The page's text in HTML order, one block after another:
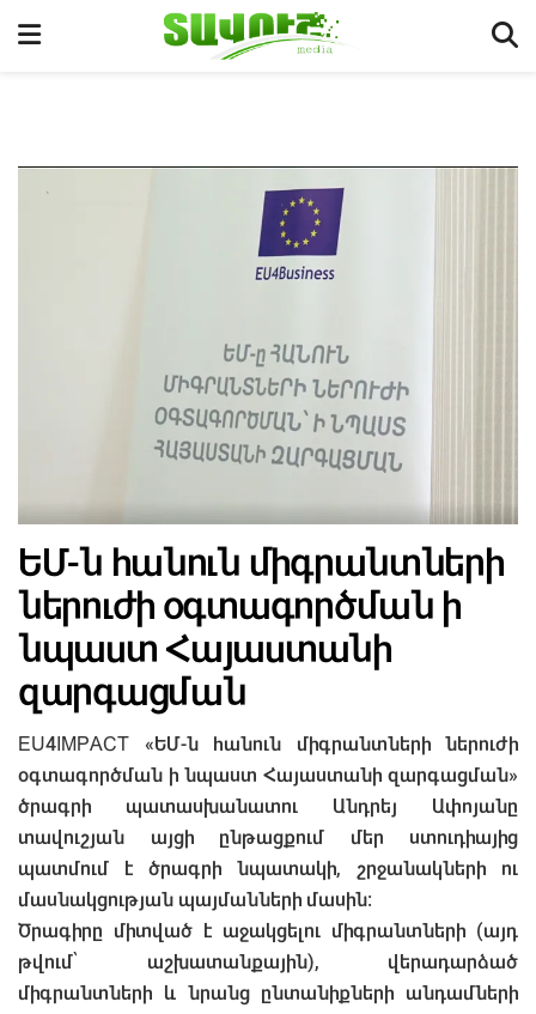
ԵՄ-ն հանուն միգրանտների
ներուժի օգտագործման ի
նպաստ Հայաստանի
զարգացման
EU4IMPACT «ԵՄ-ն հանուն միգրանտների ներուժի
օգտագործման ի նպաստ Հայաստանի զարգացման»
ծրագրի պատասխանատու Անդրեյ Ափոյանը
տավուշյան այցի ընթացքում մեր ստուդիայից
պատմում է ծրագրի նպատակի, շրջանակների ու
մասնակցության պայմանների մասին։
Ծրագիրը միտված է աջակցելու միգրանտների (այդ
թվում՝ աշխատանքային), վերադարձած
միգրանտների և նրանց ընտանիքների անդամների